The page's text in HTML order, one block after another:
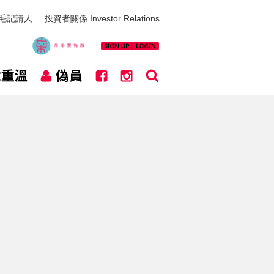
記請人 投資者關係 Investor Relations